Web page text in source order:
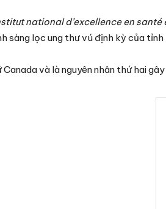
national d’excellence en santé
sàng lọc ung thư vú định kỳ của tỉnh
và là nguyên nhân thứ hai